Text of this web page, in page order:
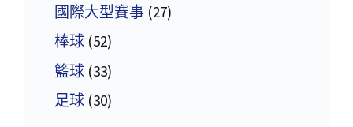
國際大型賽事 (27)
棒球 (52)
籃球 (33)
足球 (30)